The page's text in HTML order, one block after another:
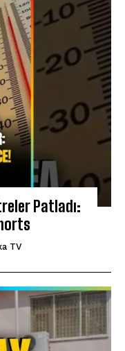
Patladı:
TV